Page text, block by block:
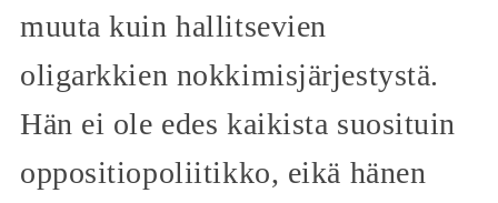
muuta kuin hallitsevien
oligarkkien nokkimisjärjestystä.
Hän ei ole edes kaikista suosituin
oppositiopoliitikko, eikä hänen